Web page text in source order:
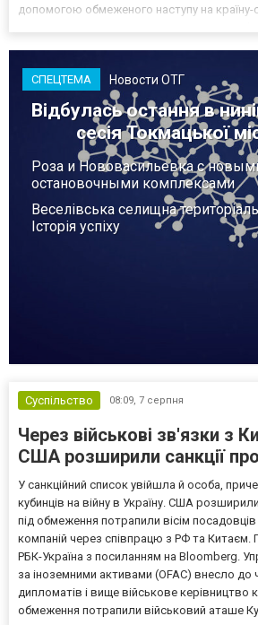
допомогою обмеженого наступу на
СПЕЦТЕМА Новости ОТГ
Відбулась остання в
сесія Токмацької
Роза и Нововасильевка с
остановочными комплексами
Веселівська селищна
Історія успіху
Суспільство 08:09, 7 серпня
Через військові зв'язки з
США розширили санкції
У санкційний список увійшла й особа,
кубинців на війну в Україну. США
під обмеження потрапили вісім посадовців
компаній через співпрацю з РФ та Китаєм.
РБК-Україна з посиланням на Bloomberg.
за іноземними активами (OFAC) внесло до
дипломатів і вище військове керівництво
обмеження потрапили військовий аташе